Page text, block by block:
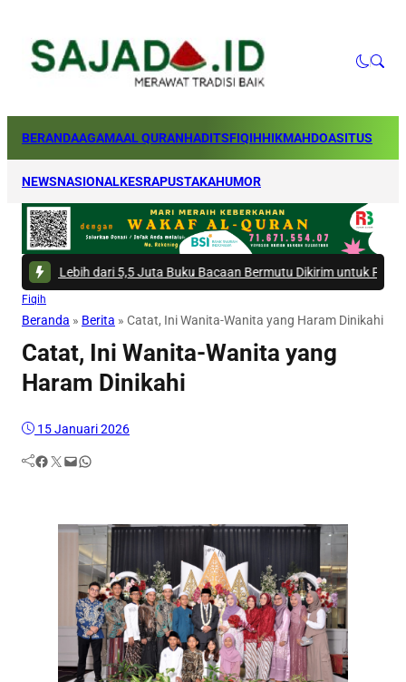
BERANDAAGAMAAL QURANHADITSFIQIHHIKMAHDOASITUS
NEWSNASIONALKESRAPUSTAKAHUMOR
Lebih dari 5,5 Juta Buku Bacaan Bermutu Dikirim untuk Perkuat
Fiqih
Beranda » Berita » Catat, Ini Wanita-Wanita yang Haram Dinikahi
Catat, Ini Wanita-Wanita yang
Haram Dinikahi
15 Januari 2026
Facebook Twitter Mail WhatsApp